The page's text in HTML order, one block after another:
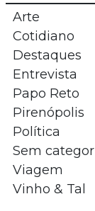
Arte
Cotidiano
Destaques
Entrevista
Papo Reto
Pirenópolis
Política
Sem
Viagem
Vinho & Tal